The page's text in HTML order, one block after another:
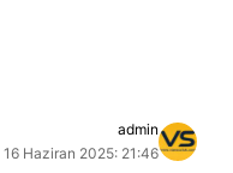
admin
16 Haziran 2025: 21:46